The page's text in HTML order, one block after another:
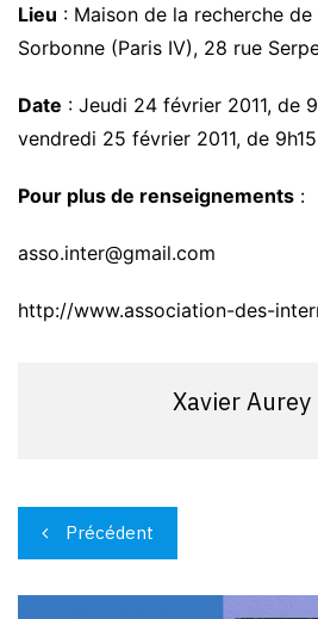
Lieu : Maison de la recherche de
Sorbonne (Paris IV), 28 rue
Date : Jeudi 24 février 2011, de
vendredi 25 février 2011, de
Pour plus de renseignements :
asso.inter@gmail.com
http://www.association-des-
Xavier Aurey
Navigation
de
l’article
Précédent